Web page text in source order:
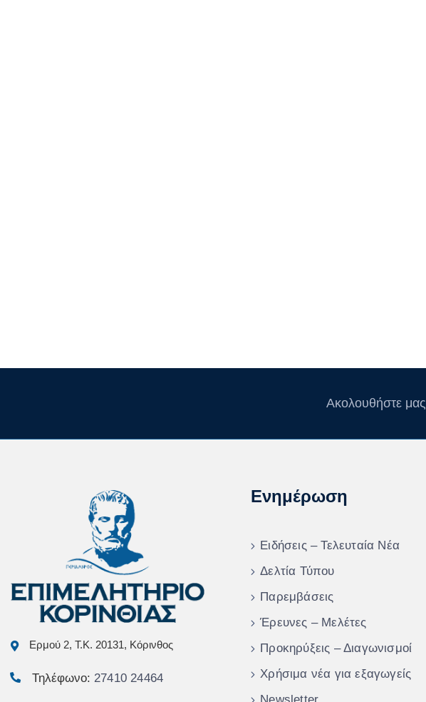
Ακολουθήστε μας
Ερμού 2, Τ.Κ. 20131, Κόρινθος
Τηλέφωνο: 27410 24464
Ενημέρωση
Ειδήσεις – Τελευταία Νέα
Δελτία Τύπου
Παρεμβάσεις
Έρευνες – Μελέτες
Προκηρύξεις – Διαγωνισμοί
Χρήσιμα νέα για εξαγωγείς